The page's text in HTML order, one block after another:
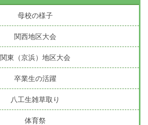
母校の様子
関西地区大会
関東（京浜）地区大会
卒業生の活躍
八工生雑草取り
体育祭